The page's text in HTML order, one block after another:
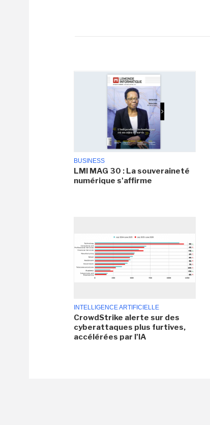
BUSINESS
LMI MAG 30 : La souveraineté
numérique s'affirme
INTELLIGENCE ARTIFICIELLE
CrowdStrike alerte sur des
cyberattaques plus furtives,
accélérées par l'IA